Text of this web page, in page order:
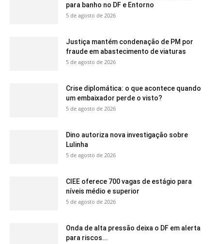
para banho no DF e Entorno
5 de agosto de 2026
Justiça mantém condenação de PM por
fraude em abastecimento de viaturas
5 de agosto de 2026
Crise diplomática: o que acontece quando
um embaixador perde o visto?
5 de agosto de 2026
Dino autoriza nova investigação sobre
Lulinha
5 de agosto de 2026
CIEE oferece 700 vagas de estágio para
níveis médio e superior
5 de agosto de 2026
Onda de alta pressão deixa o DF em alerta
para riscos...